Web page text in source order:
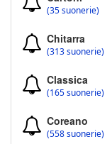
(35 suonerie)
Chitarra
(313 suonerie)
Classica
(165 suonerie)
Coreano
(558 suonerie)